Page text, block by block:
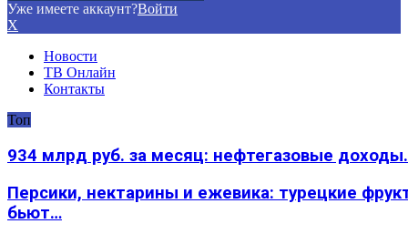
Уже имеете аккаунт?Войти
X
Новости
ТВ Онлайн
Контакты
Топ
934 млрд руб. за месяц: нефтегазовые
Персики, нектарины и ежевика: турецкие
бьют…